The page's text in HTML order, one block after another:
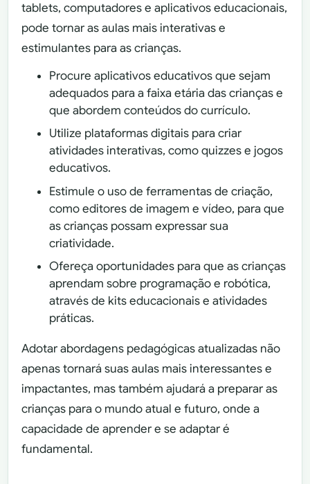
tablets, computadores e aplicativos educacionais,
pode tornar as aulas mais interativas e
estimulantes para as crianças.
Procure aplicativos educativos que sejam
adequados para a faixa etária das crianças e
que abordem conteúdos do currículo.
Utilize plataformas digitais para criar
atividades interativas, como quizzes e jogos
educativos.
Estimule o uso de ferramentas de criação,
como editores de imagem e vídeo, para que
as crianças possam expressar sua
criatividade.
Ofereça oportunidades para que as crianças
aprendam sobre programação e robótica,
através de kits educacionais e atividades
práticas.
Adotar abordagens pedagógicas atualizadas não
apenas tornará suas aulas mais interessantes e
impactantes, mas também ajudará a preparar as
crianças para o mundo atual e futuro, onde a
capacidade de aprender e se adaptar é
fundamental.